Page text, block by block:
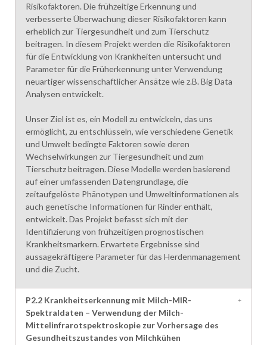
Risikofaktoren. Die frühzeitige Erkennung und
verbesserte Überwachung dieser Risikofaktoren kann
erheblich zur Tiergesundheit und zum Tierschutz
beitragen. In diesem Projekt werden die Risikofaktoren
für die Entwicklung von Krankheiten untersucht und
Parameter für die Früherkennung unter Verwendung
neuartiger wissenschaftlicher Ansätze wie z.B. Big Data
Analysen entwickelt.
Unser Ziel ist es, ein Modell zu entwickeln, das uns
ermöglicht, zu entschlüsseln, wie verschiedene Genetik
und Umwelt bedingte Faktoren sowie deren
Wechselwirkungen zur Tiergesundheit und zum
Tierschutz beitragen. Diese Modelle werden basierend
auf einer umfassenden Datengrundlage, die
zeitaufgelöste Phänotypen und Umweltinformationen als
auch genetische Informationen für Rinder enthält,
entwickelt. Das Projekt befasst sich mit der
Identifizierung von frühzeitigen prognostischen
Krankheitsmarkern. Erwartete Ergebnisse sind
aussagekräftigere Parameter für das Herdenmanagement
und die Zucht.
P2.2 Krankheitserkennung mit Milch-MIR-
Spektraldaten – Verwendung der Milch-
Mittelinfrarotspektroskopie zur Vorhersage des
Gesundheitszustandes von Milchkühen